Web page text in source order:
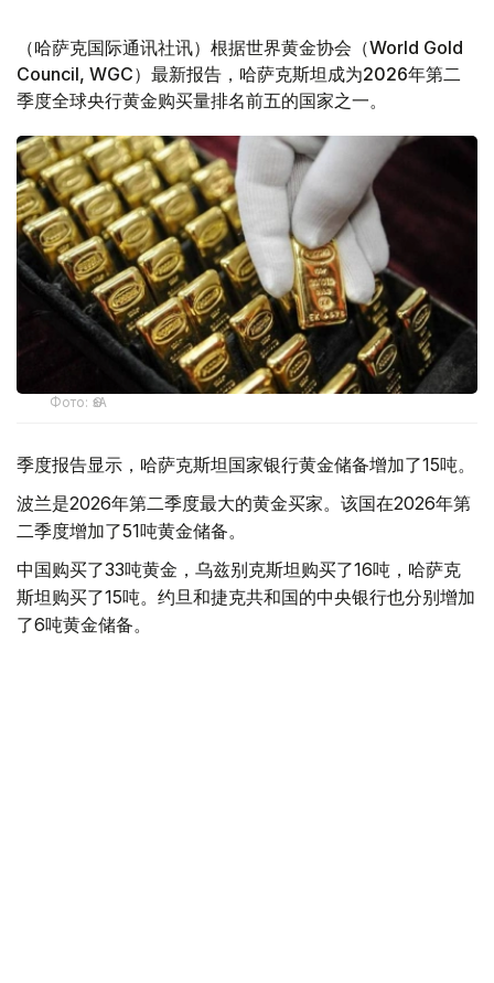
（哈萨克国际通讯社讯）根据世界黄金协会（World Gold
Council, WGC）最新报告，哈萨克斯坦成为2026年第二
季度全球央行黄金购买量排名前五的国家之一。
Фото: ӨзА
季度报告显示，哈萨克斯坦国家银行黄金储备增加了15吨。
波兰是2026年第二季度最大的黄金买家。该国在2026年第
二季度增加了51吨黄金储备。
中国购买了33吨黄金，乌兹别克斯坦购买了16吨，哈萨克
斯坦购买了15吨。约旦和捷克共和国的中央银行也分别增加
了6吨黄金储备。